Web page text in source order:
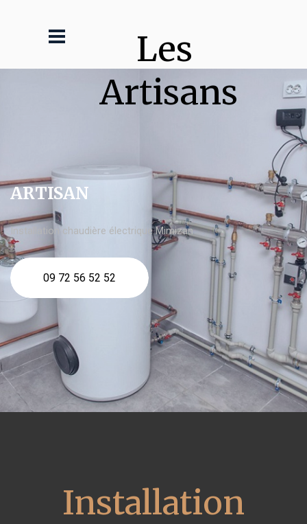
Les
Artisans
ARTISAN
Installation chaudière électrique Mimizan
09 72 56 52 52
Installation